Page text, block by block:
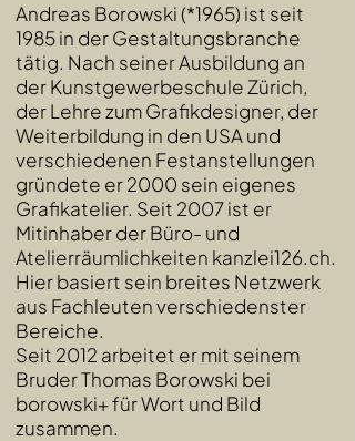
Andreas Borowski (*1965) ist seit
1985 in der Gestaltungsbranche
tätig. Nach seiner Ausbildung an
der Kunstgewerbeschule Zürich,
der Lehre zum Grafikdesigner, der
Weiterbildung in den USA und
verschiedenen Festanstellungen
gründete er 2000 sein eigenes
Grafikatelier. Seit 2007 ist er
Mitinhaber der Büro- und
Atelierräumlichkeiten kanzlei126.ch.
Hier basiert sein breites Netzwerk
aus Fachleuten verschiedenster
Bereiche.
Seit 2012 arbeitet er mit seinem
Bruder Thomas Borowski bei
borowski+ für Wort und Bild
zusammen.